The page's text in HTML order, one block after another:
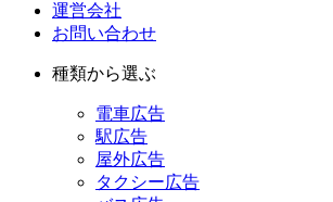
運営会社
お問い合わせ
種類から選ぶ
電車広告
駅広告
屋外広告
タクシー広告